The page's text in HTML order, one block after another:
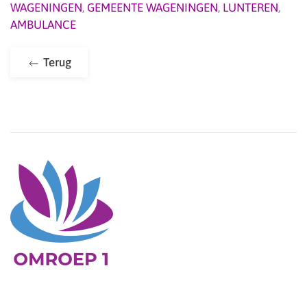
WAGENINGEN, GEMEENTE WAGENINGEN, LUNTEREN,
AMBULANCE
Terug